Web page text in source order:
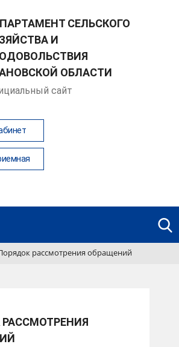
СЕЛЬСКОГО
И
ОБЛАСТИ
сайт
рассмотрения обращений